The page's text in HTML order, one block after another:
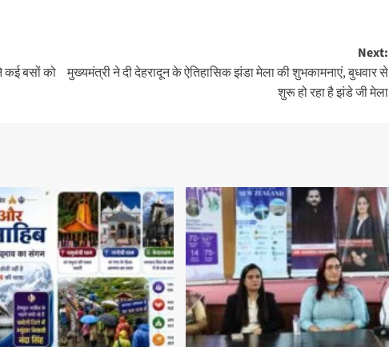
कई बसों को
Next:
मुख्यमंत्री ने दी देहरादून के ऐतिहासिक झंडा मेला की शुभकामनाएं, बुधवार से
शुरू हो रहा है झंडे जी मेला